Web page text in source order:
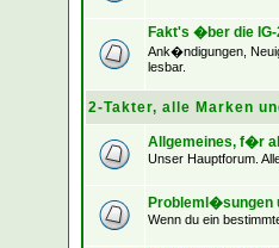
Fakt's �ber die
Ank�ndigungen,
lesbar.
2-Takter, alle Marken
Allgemeines, f�r
Unser Hauptforum.
Probleml�sungen
Wenn du ein